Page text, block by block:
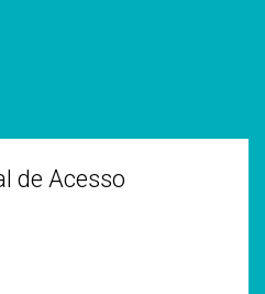
de Acesso